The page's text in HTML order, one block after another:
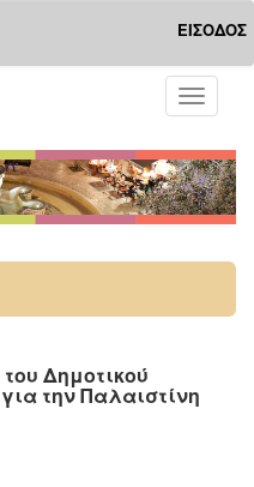
ΕΙΣΟΔΟΣ
Toggle
Δημοτικού
την Παλαιστίνη